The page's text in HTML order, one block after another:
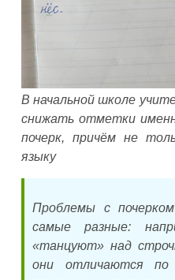
В начальной школе
снижать отметки
почерк, причём не
языку
Проблемы с
самые разные:
«танцуют» над
они отличаются